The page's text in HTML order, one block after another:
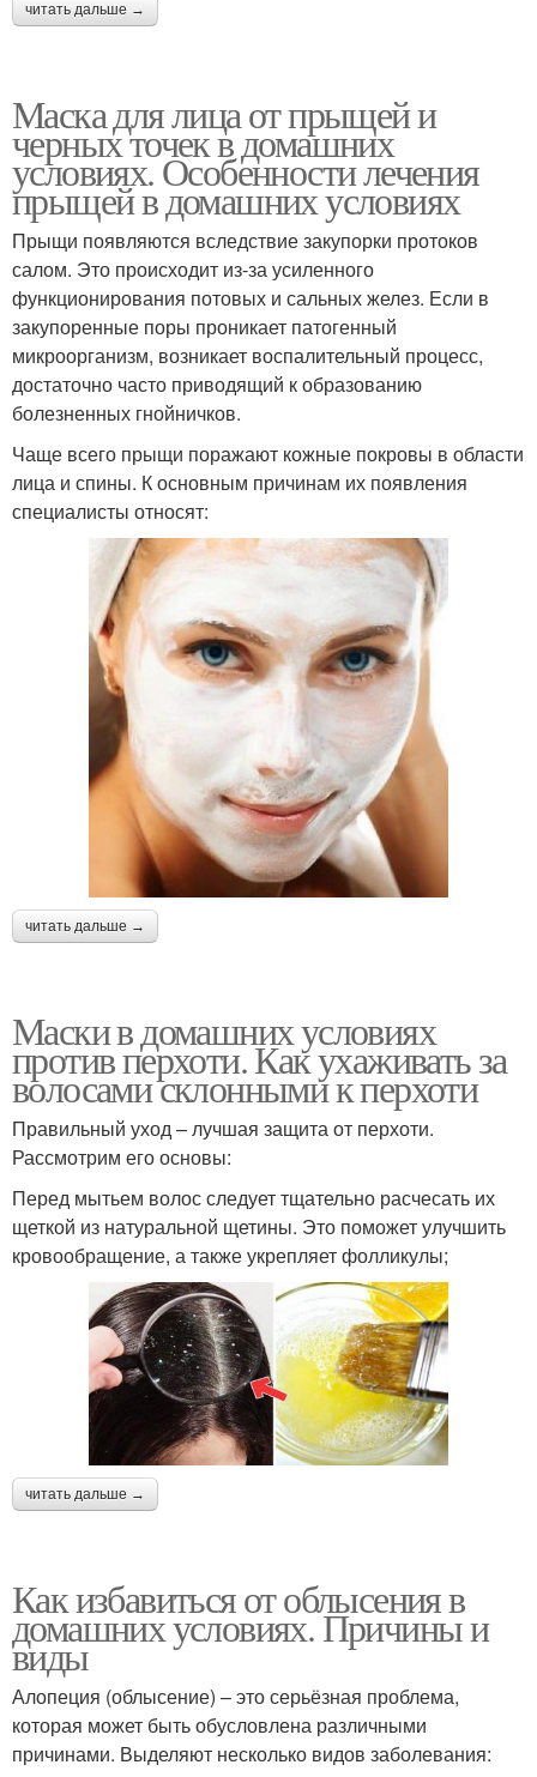
читать дальше →
Маска для лица от прыщей и
черных точек в домашних
условиях. Особенности лечения
прыщей в домашних условиях
Прыщи появляются вследствие закупорки протоков
салом. Это происходит из-за усиленного
функционирования потовых и сальных желез. Если в
закупоренные поры проникает патогенный
микроорганизм, возникает воспалительный процесс,
достаточно часто приводящий к образованию
болезненных гнойничков.
Чаще всего прыщи поражают кожные покровы в области
лица и спины. К основным причинам их появления
специалисты относят:
читать дальше →
Маски в домашних условиях
против перхоти. Как ухаживать за
волосами склонными к перхоти
Правильный уход – лучшая защита от перхоти.
Рассмотрим его основы:
Перед мытьем волос следует тщательно расчесать их
щеткой из натуральной щетины. Это поможет улучшить
кровообращение, а также укрепляет фолликулы;
читать дальше →
Как избавиться от облысения в
домашних условиях. Причины и
виды
Алопеция (облысение) – это серьёзная проблема,
которая может быть обусловлена различными
причинами. Выделяют несколько видов заболевания: